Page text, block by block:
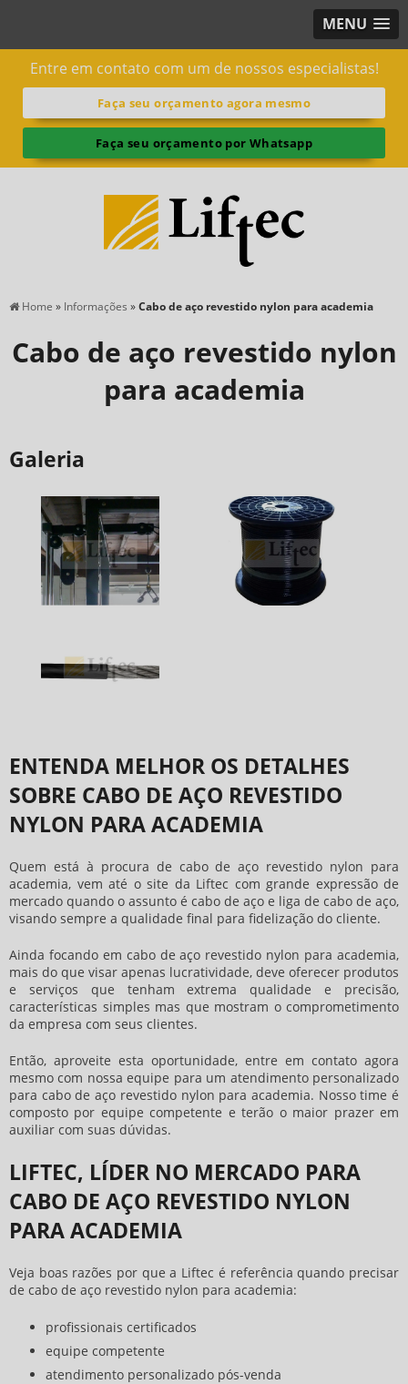
MENU
Entre em contato com um de nossos especialistas!
Faça seu orçamento agora mesmo
Faça seu orçamento por Whatsapp
Home » Informações »Cabo de aço revestido nylon para academia
Cabo de aço revestido nylon
para academia
Galeria
ENTENDA MELHOR OS DETALHES
SOBRE CABO DE AÇO REVESTIDO
NYLON PARA ACADEMIA
Quem está à procura de cabo de aço revestido nylon para
academia, vem até o site da Liftec com grande expressão de
mercado quando o assunto é cabo de aço e liga de cabo de aço,
visando sempre a qualidade final para fidelização do cliente.
Ainda focando em cabo de aço revestido nylon para academia,
mais do que visar apenas lucratividade, deve oferecer produtos
e serviços que tenham extrema qualidade e precisão,
características simples mas que mostram o comprometimento
da empresa com seus clientes.
Então, aproveite esta oportunidade, entre em contato agora
mesmo com nossa equipe para um atendimento personalizado
para cabo de aço revestido nylon para academia. Nosso time é
composto por equipe competente e terão o maior prazer em
auxiliar com suas dúvidas.
LIFTEC, LÍDER NO MERCADO PARA
CABO DE AÇO REVESTIDO NYLON
PARA ACADEMIA
Veja boas razões por que a Liftec é referência quando precisar
de cabo de aço revestido nylon para academia:
profissionais certificados
equipe competente
atendimento personalizado pós-venda